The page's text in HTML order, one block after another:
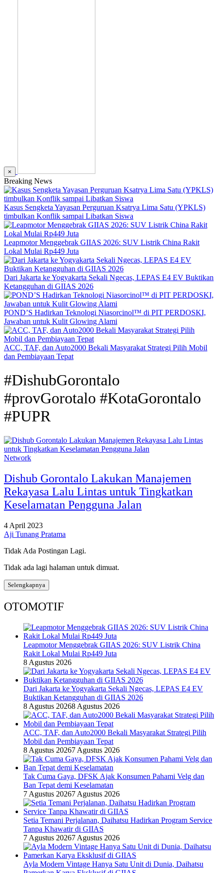
×
Breaking News
Kasus Sengketa Yayasan Perguruan Ksatrya Lima Satu (YPKLS)
timbulkan Konflik sampai Libatkan Siswa
Leapmotor Menggebrak GIIAS 2026: SUV Listrik China Rakit
Lokal Mulai Rp449 Juta
Dari Jakarta ke Yogyakarta Sekali Ngecas, LEPAS E4 EV Buktikan
Ketangguhan di GIIAS 2026
POND’S Hadirkan Teknologi Niasorcinol™ di PIT PERDOSKI,
Jawaban untuk Kulit Glowing Alami
ACC, TAF, dan Auto2000 Bekali Masyarakat Strategi Pilih Mobil
dan Pembiayaan Tepat
#DishubGorontalo
#provGorotalo #KotaGorontalo
#PUPR
Network
Dishub Gorontalo Lakukan Manajemen
Rekayasa Lalu Lintas untuk Tingkatkan
Keselamatan Pengguna Jalan
4 April 2023
Aji Tunang Pratama
Tidak Ada Postingan Lagi.
Tidak ada lagi halaman untuk dimuat.
Selengkapnya
OTOMOTIF
Leapmotor Menggebrak GIIAS 2026: SUV Listrik China
Rakit Lokal Mulai Rp449 Juta
8 Agustus 2026
Dari Jakarta ke Yogyakarta Sekali Ngecas, LEPAS E4 EV
Buktikan Ketangguhan di GIIAS 2026
8 Agustus 20268 Agustus 2026
ACC, TAF, dan Auto2000 Bekali Masyarakat Strategi Pilih
Mobil dan Pembiayaan Tepat
8 Agustus 20267 Agustus 2026
Tak Cuma Gaya, DFSK Ajak Konsumen Pahami Velg dan
Ban Tepat demi Keselamatan
7 Agustus 20267 Agustus 2026
Setia Temani Perjalanan, Daihatsu Hadirkan Program Service
Tanpa Khawatir di GIIAS
7 Agustus 20267 Agustus 2026
Ayla Modern Vintage Hanya Satu Unit di Dunia, Daihatsu